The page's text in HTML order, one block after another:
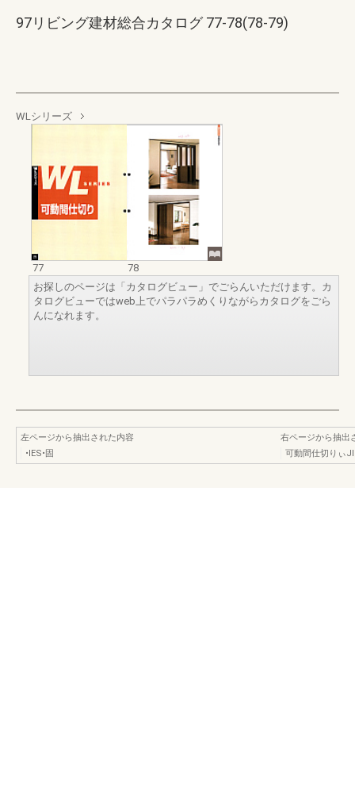
97リビング建材総合カタログ 77-78(78-79)
WLシリーズ
77
78
お探しのページは「カタログビュー」でごらんいただけます。カ
タログビューではweb上でパラパラめくりながらカタログをごら
んになれます。
左ページから抽出された内容
•IES•固
右ページから抽出
可動間仕切りぃ